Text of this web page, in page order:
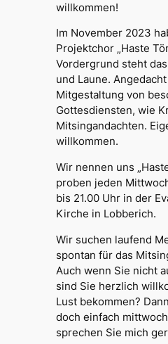
willkommen!
Im November 2023
Projektchor „Haste
Vordergrund steht
und Laune.
Mitgestaltung von
Gottesdiensten, wie
Mitsingandachten.
willkommen.
Wir nennen uns
proben jeden
bis 21.00 Uhr in der
Kirche in Lobberich.
Wir suchen laufend
spontan für das
Auch wenn Sie nicht
sind Sie herzlich
Lust bekommen?
doch einfach
sprechen Sie mich